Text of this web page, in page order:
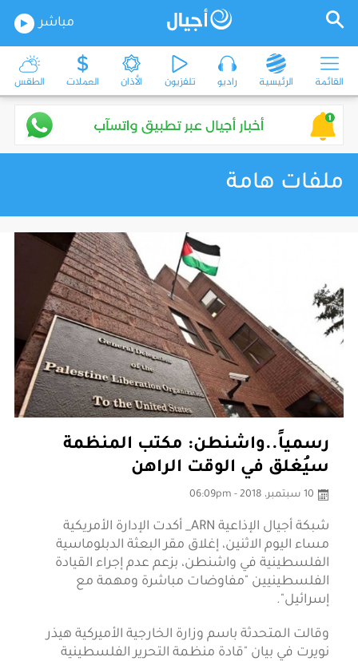
مباشر
القائمة الرئيسية راديو تلفزيون الأذان العملات الطقس
ملفات هامة
رسمياً..واشنطن: مكتب المنظمة
سيُغلق في الوقت الراهن
10 سبتمبر، 2018 - 06:09pm
شبكة أجيال الإذاعية ARN_
أكدت الإدارة الأمريكية
مساء اليوم الاثنين، إغلاق مقر البعثة الدبلوماسية
الفلسطينية في واشنطن، بزعم عدم إجراء القيادة
الفلسطينيين "مفاوضات مباشرة ومهمة مع
إسرائيل".
وقالت المتحدثة باسم وزارة الخارجية الأميركية هيذر
نويرت في بيان "قادة منظمة التحرير الفلسطينية